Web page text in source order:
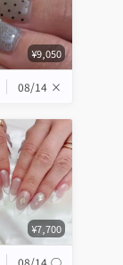
¥9,050
08/14 ×
¥7,700